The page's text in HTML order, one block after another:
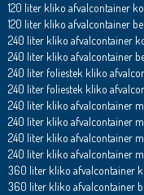
120 liter kliko afvalcontainer
120 liter kliko afvalcontainer
240 liter kliko afvalcontainer
240 liter kliko afvalcontainer
240 liter foliestek kliko
240 liter foliestek kliko
240 liter kliko afvalcontainer
240 liter kliko afvalcontainer
240 liter kliko afvalcontainer
240 liter kliko afvalcontainer
360 liter kliko afvalcontainer
360 liter kliko afvalcontainer